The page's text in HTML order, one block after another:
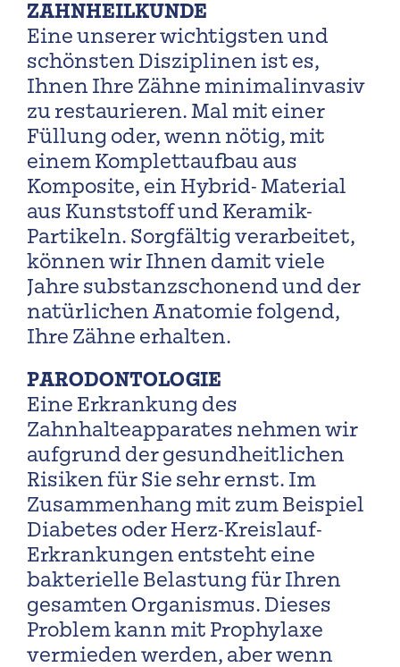
ZAHNHEILKUNDE
Eine unserer wichtigsten und
schönsten Disziplinen ist es,
Ihnen Ihre Zähne minimalinvasiv
zu restaurieren. Mal mit einer
Füllung oder, wenn nötig, mit
einem Komplettaufbau aus
Komposite, ein Hybrid- Material
aus Kunststoff und Keramik-
Partikeln. Sorgfältig verarbeitet,
können wir Ihnen damit viele
Jahre substanzschonend und der
natürlichen Anatomie folgend,
Ihre Zähne erhalten.
PARODONTOLOGIE
Eine Erkrankung des
Zahnhalteapparates nehmen wir
aufgrund der gesundheitlichen
Risiken für Sie sehr ernst. Im
Zusammenhang mit zum Beispiel
Diabetes oder Herz-Kreislauf-
Erkrankungen entsteht eine
bakterielle Belastung für Ihren
gesamten Organismus. Dieses
Problem kann mit Prophylaxe
vermieden werden, aber wenn